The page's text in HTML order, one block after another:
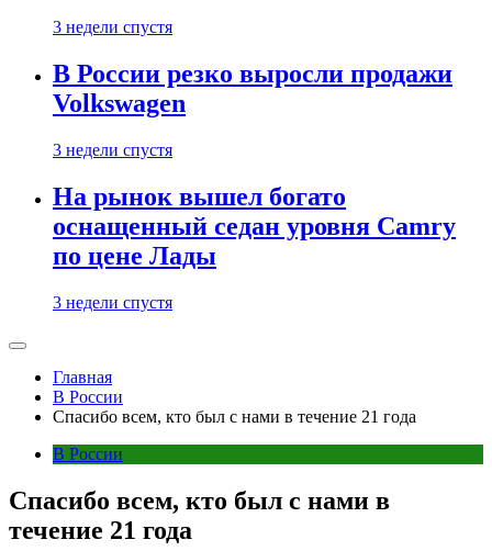
3 недели спустя
В России резко выросли продажи
Volkswagen
3 недели спустя
На рынок вышел богато
оснащенный седан уровня Camry
по цене Лады
3 недели спустя
Главная
В России
Спасибо всем, кто был с нами в течение 21 года
В России
Спасибо всем, кто был с нами в
течение 21 года